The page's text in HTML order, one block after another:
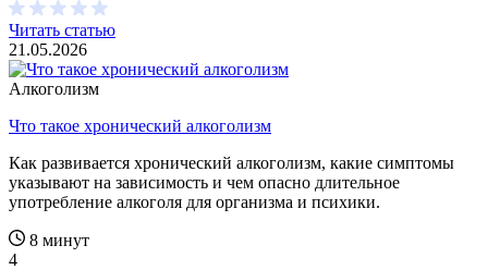
Читать статью
21.05.2026
Алкоголизм
Что такое хронический алкоголизм
Как развивается хронический алкоголизм, какие симптомы
указывают на зависимость и чем опасно длительное
употребление алкоголя для организма и психики.
8 минут
4